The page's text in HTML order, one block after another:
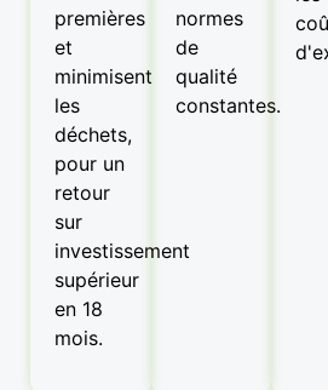
premières
et
minimisent
les
déchets,
pour un
retour
sur
investissement
supérieur
en 18
mois.
normes
de
qualité
constantes.